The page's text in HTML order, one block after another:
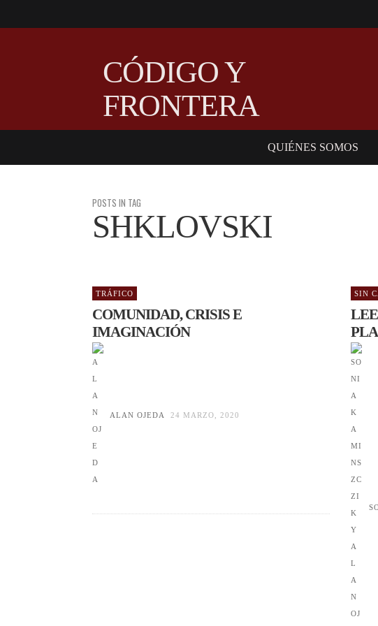
CÓDIGO Y
FRONTERA
QUIÉNES SOMOS
POSTS IN TAG
SHKLOVSKI
TRÁFICO
COMUNIDAD, CRISIS E
IMAGINACIÓN
ALAN OJEDA 24 MARZO, 2020
SIN